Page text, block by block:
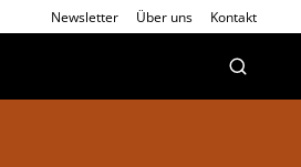
Newsletter Über uns Kontakt